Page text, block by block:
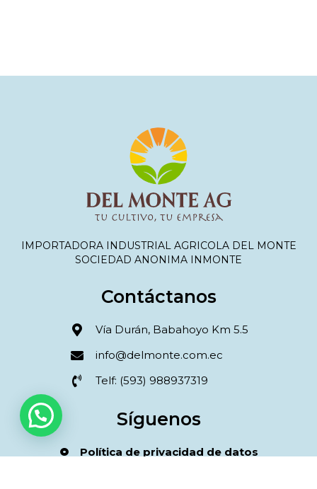
IMPORTADORA INDUSTRIAL AGRICOLA DEL MONTE
SOCIEDAD ANONIMA INMONTE
Contáctanos
Vía Durán, Babahoyo Km 5.5
info@delmonte.com.ec
Telf: (593) 988937319
Síguenos
Política de privacidad de datos